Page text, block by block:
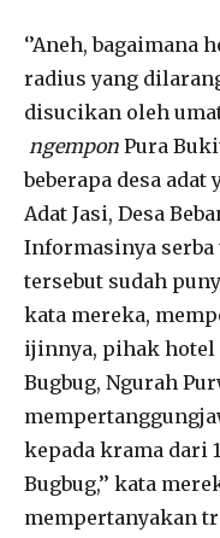
‘’Aneh, bagaimana
radius yang
disucikan oleh
ngempon Pura
beberapa desa adat
Adat Jasi, Desa
Informasinya
tersebut sudah
kata mereka,
ijinnya, pihak hotel
Bugbug, Ngurah
kepada krama dari
Bugbug,’’ kata
mempertanyakan